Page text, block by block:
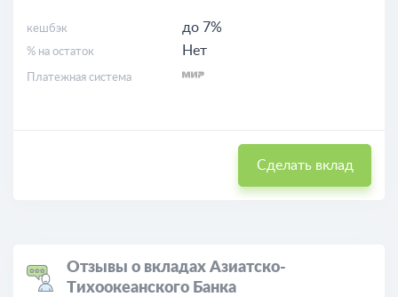
кешбэк до 7%
% на остаток Нет
Платежная система
Сделать вклад
Отзывы о вкладах Азиатско-
Тихоокеанского Банка